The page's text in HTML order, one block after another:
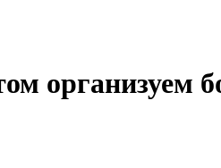
организуем